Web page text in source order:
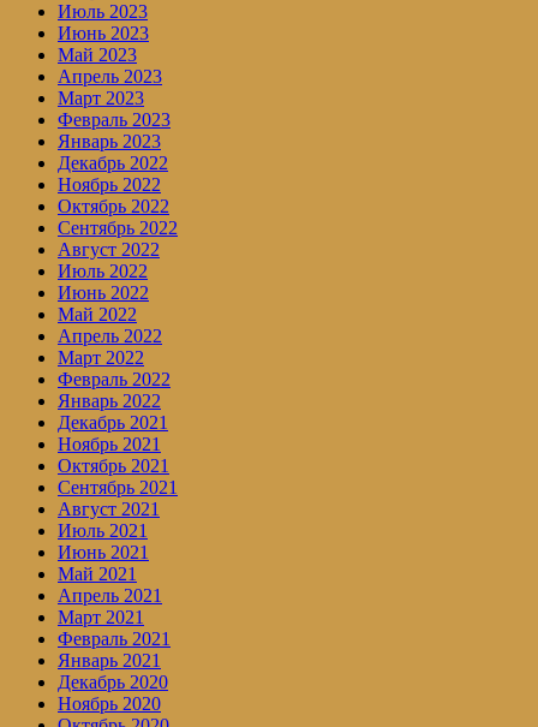
Июль 2023
Июнь 2023
Май 2023
Апрель 2023
Март 2023
Февраль 2023
Январь 2023
Декабрь 2022
Ноябрь 2022
Октябрь 2022
Сентябрь 2022
Август 2022
Июль 2022
Июнь 2022
Май 2022
Апрель 2022
Март 2022
Февраль 2022
Январь 2022
Декабрь 2021
Ноябрь 2021
Октябрь 2021
Сентябрь 2021
Август 2021
Июль 2021
Июнь 2021
Май 2021
Апрель 2021
Март 2021
Февраль 2021
Январь 2021
Декабрь 2020
Ноябрь 2020